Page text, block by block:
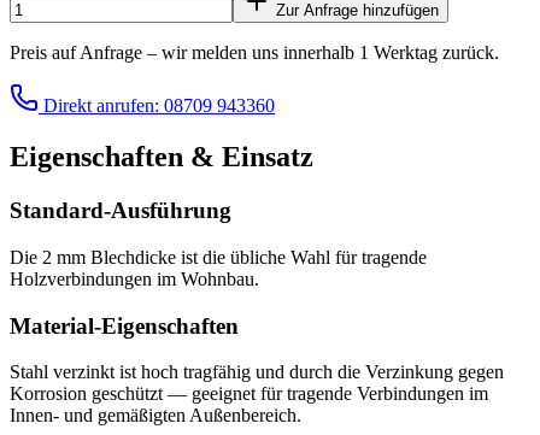
Zur Anfrage hinzufügen
Preis auf Anfrage – wir melden uns innerhalb 1 Werktag zurück.
Direkt anrufen: 08709 943360
Eigenschaften & Einsatz
Standard-Ausführung
Die 2 mm Blechdicke ist die übliche Wahl für tragende
Holzverbindungen im Wohnbau.
Material-Eigenschaften
Stahl verzinkt ist hoch tragfähig und durch die Verzinkung gegen
Korrosion geschützt — geeignet für tragende Verbindungen im
Innen- und gemäßigten Außenbereich.